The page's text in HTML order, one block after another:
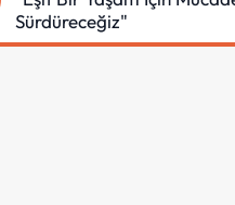
Sürdüreceğiz"